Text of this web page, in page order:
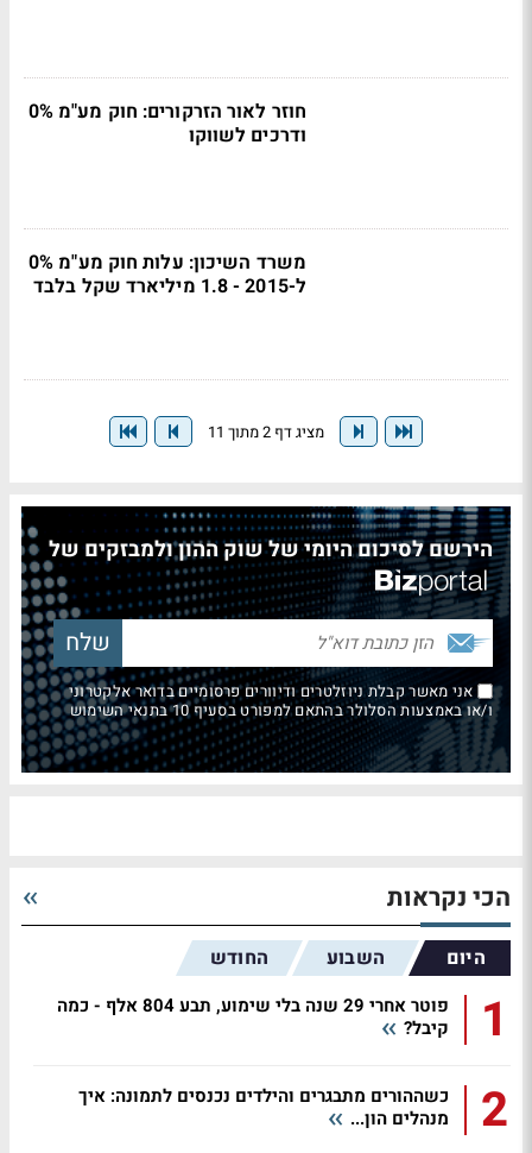
חוזר לאור הזרקורים: חוק מע"מ 0%
ודרכים לשווקו
משרד השיכון: עלות חוק מע"מ 0%
ל-2015 - 1.8 מיליארד שקל בלבד
מציג דף 2 מתוך 11
הירשם לסיכום היומי של שוק ההון ולמבזקים של
אני מאשר קבלת ניוזלטרים ודיוורים פרסומיים בדואר אלקטרוני
ו/או באמצעות הסלולר בהתאם למפורט בסעיף 10 בתנאי השימוש
הכי נקראות
היום השבוע החודש
1
פוטר אחרי 29 שנה בלי שימוע, תבע 804 אלף - כמה
קיבל?
2
כשההורים מתבגרים והילדים נכנסים לתמונה: איך
מנהלים הון...